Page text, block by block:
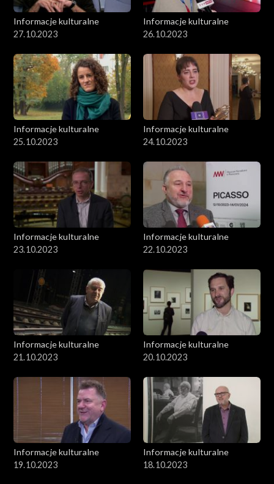
Informacje kulturalne
27.10.2023
Informacje kulturalne
26.10.2023
Informacje kulturalne
25.10.2023
Informacje kulturalne
24.10.2023
Informacje kulturalne
23.10.2023
Informacje kulturalne
22.10.2023
Informacje kulturalne
21.10.2023
Informacje kulturalne
20.10.2023
Informacje kulturalne
19.10.2023
Informacje kulturalne
18.10.2023